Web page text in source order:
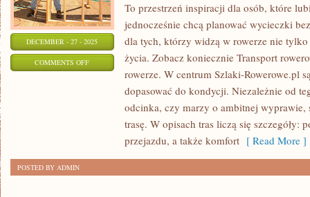
DECEMBER - 27 - 2025
COMMENTS OFFON
To przestrzeń inspiracji dla osób, które
jednocześnie chcą planować wycieczki
dla tych, którzy widzą w rowerze nie
życia. Zobacz koniecznie Transport
rowerze. W centrum Szlaki-Rowerowe.pl
dopasować do kondycji. Niezależnie od
odcinka, czy marzy o ambitnej wyprawie,
trasę. W opisach tras liczą się szczegóły:
przejazdu, a także komfort [ Read More ]
POSTED BY ADMIN